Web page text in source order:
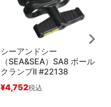
シーアンドシー
（SEA&SEA）SA8 ボール
クランプII #22138
¥4,752税込